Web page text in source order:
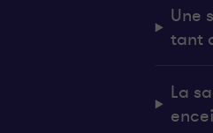
Une
tant
La